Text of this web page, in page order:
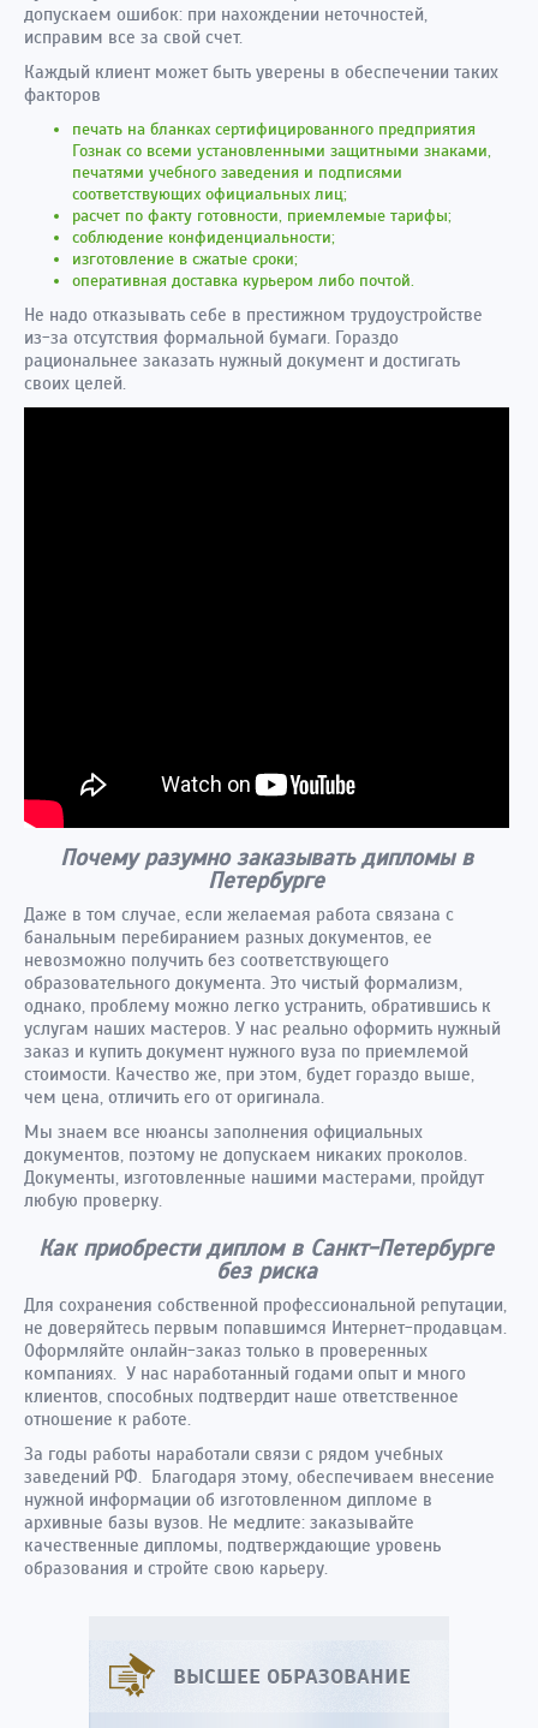
допускаем ошибок: при нахождении неточностей,
исправим все за свой счет.
Каждый клиент может быть уверены в обеспечении таких
факторов
печать на бланках сертифицированного предприятия
Гознак со всеми установленными защитными знаками,
печатями учебного заведения и подписями
соответствующих официальных лиц;
расчет по факту готовности, приемлемые тарифы;
соблюдение конфиденциальности;
изготовление в сжатые сроки;
оперативная доставка курьером либо почтой.
Не надо отказывать себе в престижном трудоустройстве
из-за отсутствия формальной бумаги. Гораздо
рациональнее заказать нужный документ и достигать
своих целей.
Почему разумно заказывать дипломы в
Петербурге
Даже в том случае, если желаемая работа связана с
банальным перебиранием разных документов, ее
невозможно получить без соответствующего
образовательного документа. Это чистый формализм,
однако, проблему можно легко устранить, обратившись к
услугам наших мастеров. У нас реально оформить нужный
заказ и купить документ нужного вуза по приемлемой
стоимости. Качество же, при этом, будет гораздо выше,
чем цена, отличить его от оригинала.
Мы знаем все нюансы заполнения официальных
документов, поэтому не допускаем никаких проколов.
Документы, изготовленные нашими мастерами, пройдут
любую проверку.
Как приобрести диплом в Санкт-Петербурге
без риска
Для сохранения собственной профессиональной репутации,
не доверяйтесь первым попавшимся Интернет-продавцам.
Оформляйте онлайн-заказ только в проверенных
компаниях. У нас наработанный годами опыт и много
клиентов, способных подтвердит наше ответственное
отношение к работе.
За годы работы наработали связи с рядом учебных
заведений РФ. Благодаря этому, обеспечиваем внесение
нужной информации об изготовленном дипломе в
архивные базы вузов. Не медлите: заказывайте
качественные дипломы, подтверждающие уровень
образования и стройте свою карьеру.
ВЫСШЕЕ ОБРАЗОВАНИЕ